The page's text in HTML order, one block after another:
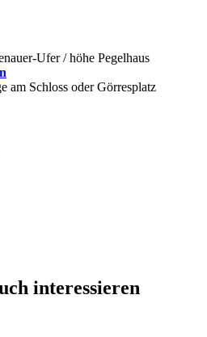
Ufer / höhe Pegelhaus
am Schloss oder Görresplatz
interessieren